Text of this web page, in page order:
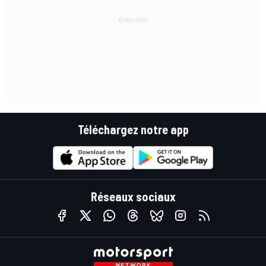
Téléchargez notre app
Réseaux sociaux